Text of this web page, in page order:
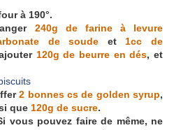
à 190°.
240g de farine à levure
de soude et 1cc de
120g de beurre en dés, et
2 bonnes cs de golden syrup,
que 120g de sucre.
vous pouvez faire de même, ne